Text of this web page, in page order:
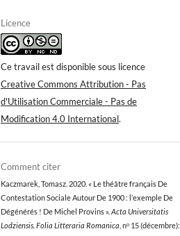
Licence
Ce travail est disponible sous licence
Creative Commons Attribution - Pas
d'Utilisation Commerciale - Pas de
Modification 4.0 International.
Comment citer
Kaczmarek, Tomasz. 2020. « Le théâtre français De
Contestation Sociale Autour De 1900 : l’exemple De
Dégénérés ! De Michel Provins ». Acta Universitatis
Lodziensis. Folia Litteraria Romanica , nᵒ 15 (décembre):